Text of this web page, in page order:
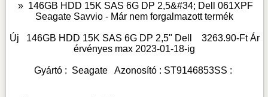
» 146GB HDD 15K SAS 6G DP 2,5&#34; Dell 061XPF
Seagate Savvio - Már nem forgalmazott termék
Új 146GB HDD 15K SAS 6G DP 2,5" Dell 3263.90-Ft Ár
érvényes max2023-01-18-ig
Gyártó : Seagate Azonosító : ST9146853SS :